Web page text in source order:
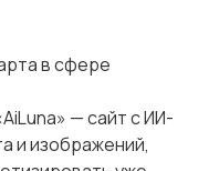
в сфере
— сайт с ИИ-
и изображений,